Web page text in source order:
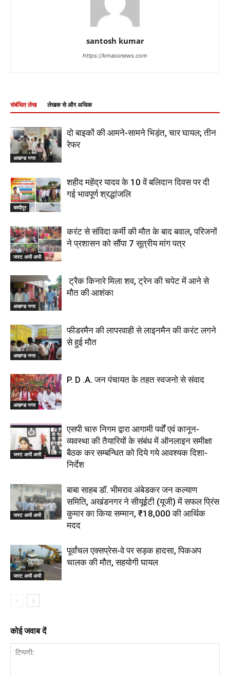
santosh kumar
https://kmassnews.com
संबंधित लेख लेखक से और अधिक
अखण्ड नगर
दो बाइकों की आमने-सामने भिड़ंत, चार घायल; तीन
रेफर
कादीपुर
शहीद महेंद्र यादव के 10 वें बलिदान दिवस पर दी
गई भावपूर्ण श्रद्धांजलि
जस्ट अभी अभी
करंट से संविदा कर्मी की मौत के बाद बवाल, परिजनों
ने प्रशासन को सौंपा 7 सूत्रीय मांग पत्र
अखण्ड नगर
ट्रैक किनारे मिला शव, ट्रेन की चपेट में आने से
मौत की आशंका
अखण्ड नगर
फीडरमैन की लापरवाही से लाइनमैन की करंट लगने
से हुई मौत
अखण्ड नगर
P. D .A. जन पंचायत के तहत स्वजनो से संवाद
जस्ट अभी अभी
एसपी चारु निगम द्वारा आगामी पर्वों एवं कानून-
व्यवस्था की तैयारियों के संबंध में ऑनलाइन समीक्षा
बैठक कर सम्बन्धित को दिये गये आवश्यक दिशा-
निर्देश
जस्ट अभी अभी
बाबा साहब डॉ. भीमराव अंबेडकर जन कल्याण
समिति, अखंडनगर ने सीयूईटी (यूजी) में सफल प्रिंस
कुमार का किया सम्मान, ₹18,000 की आर्थिक
मदद
जस्ट अभी अभी
पूर्वांचल एक्सप्रेस-वे पर सड़क हादसा, पिकअप
चालक की मौत, सहयोगी घायल
कोई जवाब दें